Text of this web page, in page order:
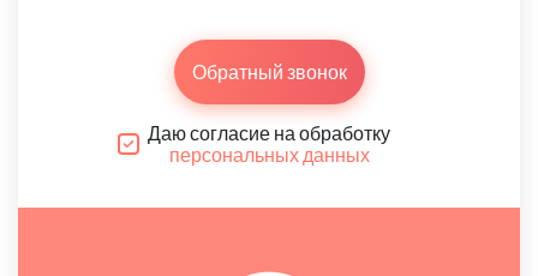
Обратный звонок
Даю согласие на обработку
персональных данных